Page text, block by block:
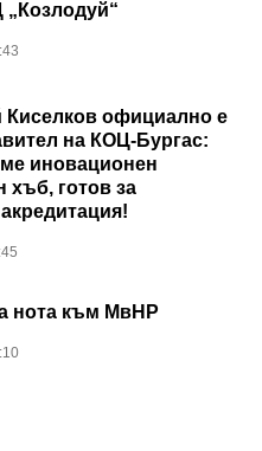
Киселков официално е
на КОЦ-Бургас:
иновационен
хъб, готов за
нота към МвНР